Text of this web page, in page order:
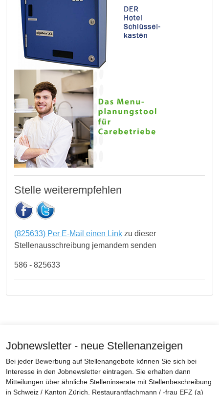
Stelle weiterempfehlen
(825633) Per E-Mail einen Link zu dieser
Stellenausschreibung jemandem senden
586 - 825633
Jobnewsletter - neue Stellenanzeigen
Bei jeder Bewerbung auf Stellenangebote können Sie sich bei
Interesse in den Jobnewsletter eintragen. Sie erhalten dann
Mitteilungen über ähnliche Stelleninserate mit Stellenbeschreibung
in Schweiz / Kanton Zürich. Restaurantfachmann / -frau EFZ (a)